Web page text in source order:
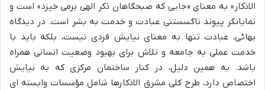
الاذکار» به معنای «جایی که صبحگاهان ذکر الهی برمی خیزد» است و
نمایانگر پیوند ناگسستنی عبادت و خدمت به بشر است. در دیدگاه
بهائی، عبادت تنها به معنای نیایش فردی نیست، بلکه باید با
خدمت عملی به جامعه و تلاش برای بهبود وضعیت انسانی همراه
باشد. به همین دلیل، در کنار ساختمان مرکزی که به نیایش
اختصاص دارد، طرح کلی مشرق الاذکارها شامل مؤسسات وابسته ای